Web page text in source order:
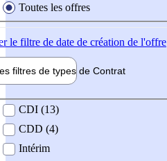
Toutes les offres
le filtre de date de création de l'offre
filtres de types de Contrat
contrat
CDI (13)
CDD (4)
Intérim